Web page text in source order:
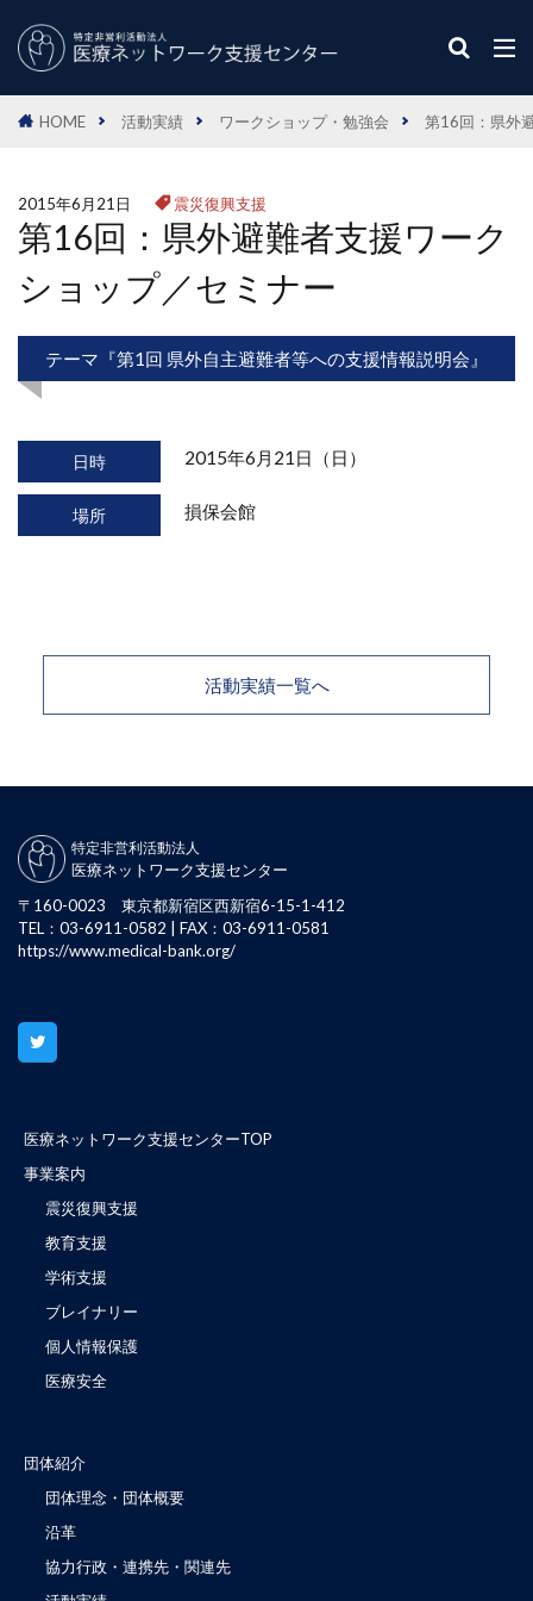
HOME 活動実績 ワークショップ・勉強会 第16回：県外
2015年6月21日 震災復興支援
第16回：県外避難者支援ワーク
ショップ／セミナー
テーマ『第1回 県外自主避難者等への支援情報説明会』
日時 2015年6月21日（日）
場所 損保会館
活動実績一覧へ
特定非営利活動法人
医療ネットワーク支援センター
〒160-0023 東京都新宿区西新宿6-15-1-412
TEL：03-6911-0582 | FAX：03-6911-0581
https://www.medical-bank.org/
医療ネットワーク支援センターTOP
事業案内
震災復興支援
教育支援
学術支援
ブレイナリー
個人情報保護
医療安全
団体紹介
団体理念・団体概要
沿革
協力行政・連携先・関連先